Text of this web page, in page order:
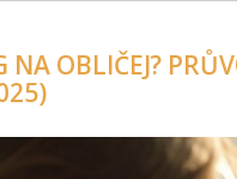
NA OBLIČEJ?